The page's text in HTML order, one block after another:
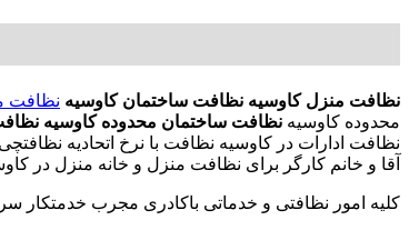
نظافت منزل کاوسیه نظافت ساختمان کاوسیه نظافت
محدوده کاوسیه نظافت ساختمان محدوده کاوسیه
نظافت ادارات در کاوسیه نظافت با نرخ اتحادیه
آقا و خانم کارگر برای نظافت منزل و خانه منزل در
کلیه امور نظافتی و خدماتی باکادری مجرب خدمتکار